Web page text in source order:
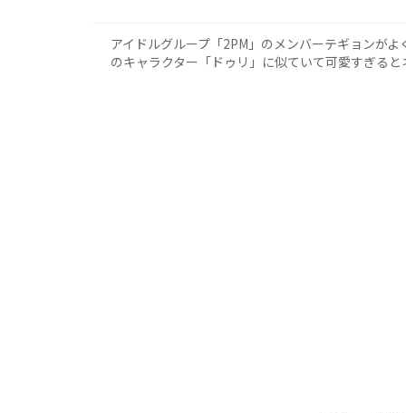
アイドルグループ「2PM」のメンバーテギョンが
のキャラクター「ドゥリ」に似ていて可愛すぎる